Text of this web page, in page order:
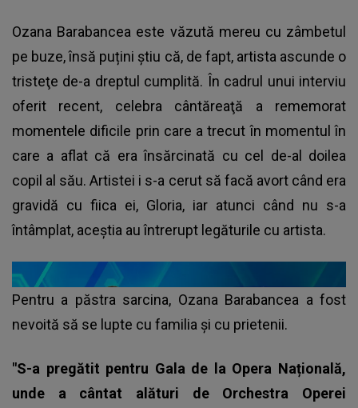
Ozana Barabancea este văzută mereu cu zâmbetul
pe buze, însă puțini știu că, de fapt, artista ascunde o
tristeţe de-a dreptul cumplită. În cadrul unui interviu
oferit recent, celebra cântăreaţă a rememorat
momentele dificile prin care a trecut în momentul în
care a aflat că era însărcinată cu cel de-al doilea
copil al său. Artistei i s-a cerut să facă avort când era
gravidă cu fiica ei, Gloria, iar atunci când nu s-a
întâmplat, aceștia au întrerupt legăturile cu artista.
Pentru a păstra sarcina, Ozana Barabancea a fost
nevoită să se lupte cu familia și cu prietenii.
"S-a pregătit pentru Gala de la Opera Națională,
unde a cântat alături de Orchestra Operei